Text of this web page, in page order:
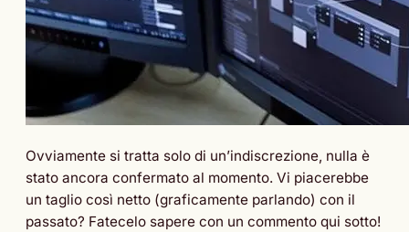
Ovviamente si tratta solo di un’indiscrezione, nulla è
stato ancora confermato al momento. Vi piacerebbe
un taglio così netto (graficamente parlando) con il
passato? Fatecelo sapere con un commento qui sotto!